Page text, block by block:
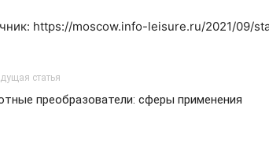
https://moscow.info-leisure.ru/2021/09/
статья
преобразователи: сферы применения